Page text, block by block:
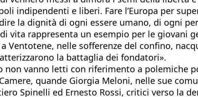
indipendenti e liberi. Fare l’Europa per
la dignità di ogni essere umano, di ogni
vita rappresenta un esempio per le
Ventotene, nelle sofferenze del confino,
la battaglia dei fondatori».
non vanno letti con riferimento a
quande Giorgia Meloni, nelle sue
Spinelli ed Ernesto Rossi, critici verso la